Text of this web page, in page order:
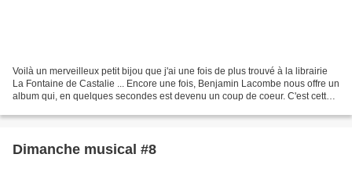
Voilà un merveilleux petit bijou que j'ai une fois de plus trouvé à la librairie
La Fontaine de Castalie ... Encore une fois, Benjamin Lacombe nous offre un
album qui, en quelques secondes est devenu un coup de coeur. C'est cette
Dimanche musical #8